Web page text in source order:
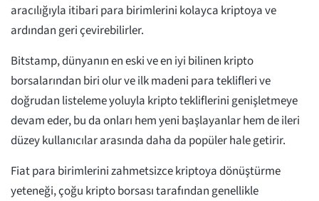
aracılığıyla itibari para birimlerini kolayca kriptoya ve
ardından geri çevirebilirler.
Bitstamp, dünyanın en eski ve en iyi bilinen kripto
borsalarından biri olur ve ilk madeni para teklifleri ve
doğrudan listeleme yoluyla kripto tekliflerini genişletmeye
devam eder, bu da onları hem yeni başlayanlar hem de ileri
düzey kullanıcılar arasında daha da popüler hale getirir.
Fiat para birimlerini zahmetsizce kriptoya dönüştürme
yeteneği, çoğu kripto borsası tarafından genellikle